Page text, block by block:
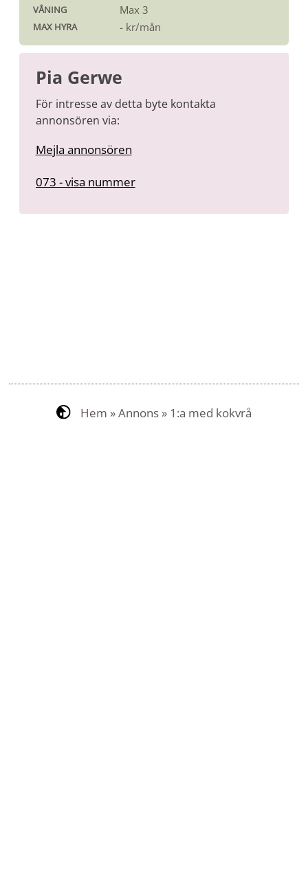
VÅNING Max 3
MAX HYRA - kr/mån
Pia Gerwe
För intresse av detta byte kontakta
annonsören via:
Mejla annonsören
073 2470705
073 - visa nummer
Hem »Annons » 1:a med kokvrå